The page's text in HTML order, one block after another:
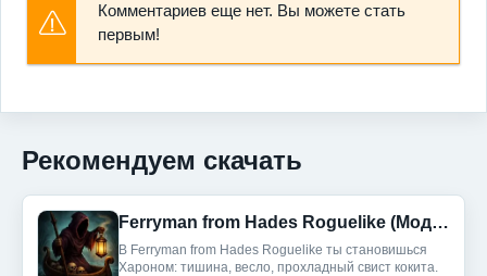
Комментариев еще нет. Вы можете стать
первым!
Рекомендуем скачать
Ferryman from Hades Roguelike (Мод, Бесплатные покупки)
В Ferryman from Hades Roguelike ты становишься
Хароном: тишина, весло, прохладный свист кокита.